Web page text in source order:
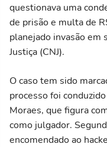
questionava uma
de prisão e multa de
planejado invasão em
Justiça (CNJ).
O caso tem sido
processo foi
Moraes, que figura
como julgador.
encomendado ao